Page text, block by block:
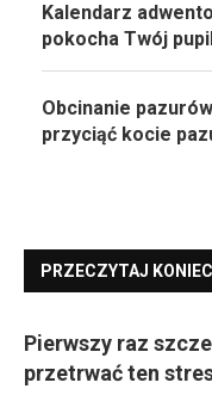
Kalendarz
pokocha Twój
Obcinanie
przyciąć kocie
PRZECZYTAJ
Pierwszy raz
przetrwać ten